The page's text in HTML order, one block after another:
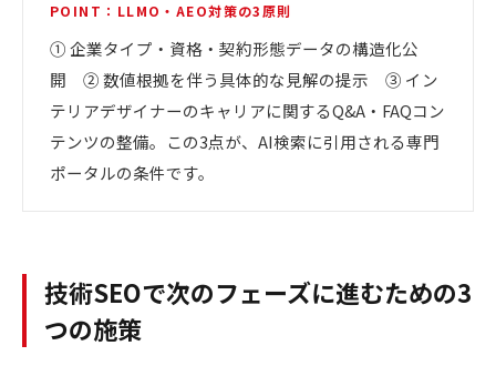
POINT：LLMO・AEO対策の3原則
① 企業タイプ・資格・契約形態データの構造化公
開 ② 数値根拠を伴う具体的な見解の提示 ③ イン
テリアデザイナーのキャリアに関するQ&A・FAQコン
テンツの整備。この3点が、AI検索に引用される専門
ポータルの条件です。
技術SEOで次のフェーズに進むための3
つの施策